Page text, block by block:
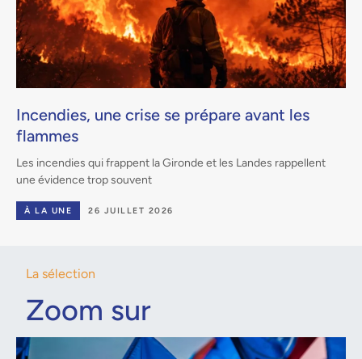
Incendies, une crise se prépare avant les
flammes
Les incendies qui frappent la Gironde et les Landes rappellent
une évidence trop souvent
26 JUILLET 2026
À LA UNE
La sélection
Zoom sur